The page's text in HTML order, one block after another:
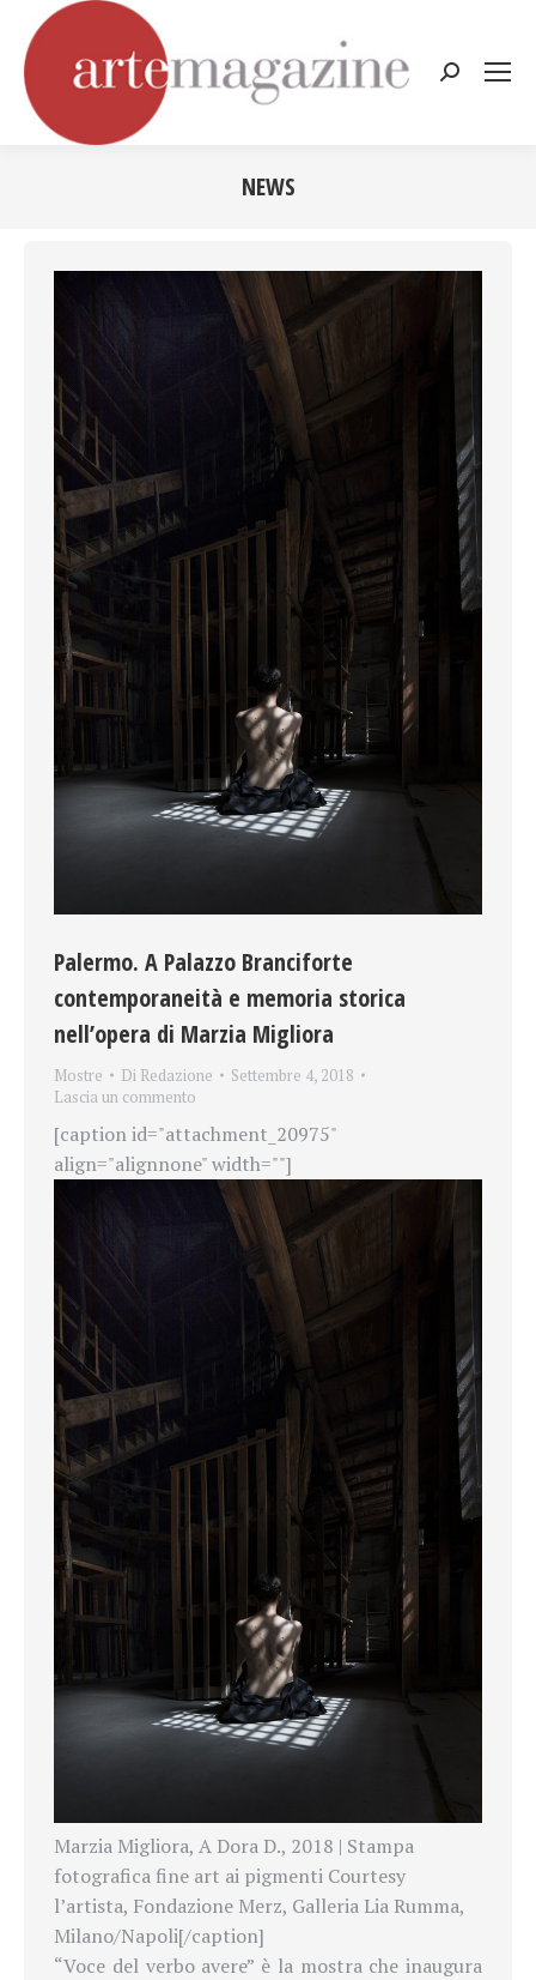
Cerca:
NEWS
Palermo. A Palazzo Branciforte
contemporaneità e memoria storica
nell’opera di Marzia Migliora
Mostre Di Redazione
Settembre 4, 2018
Lascia un commento
[caption id="attachment_20975"
align="alignnone" width=""]
Marzia Migliora, A Dora D., 2018 | Stampa
fotografica fine art ai pigmenti Courtesy
l’artista, Fondazione Merz, Galleria Lia Rumma,
Milano/Napoli[/caption]
“Voce del verbo avere” è la mostra che inaugura